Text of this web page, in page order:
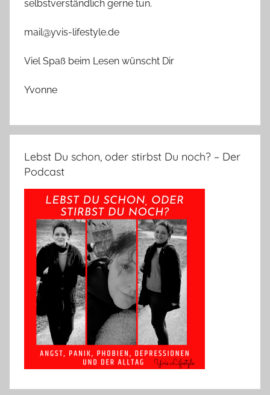
selbstverständlich gerne tun.
mail@yvis-lifestyle.de
Viel Spaß beim Lesen wünscht Dir
Yvonne
Lebst Du schon, oder stirbst Du noch? – Der
Podcast